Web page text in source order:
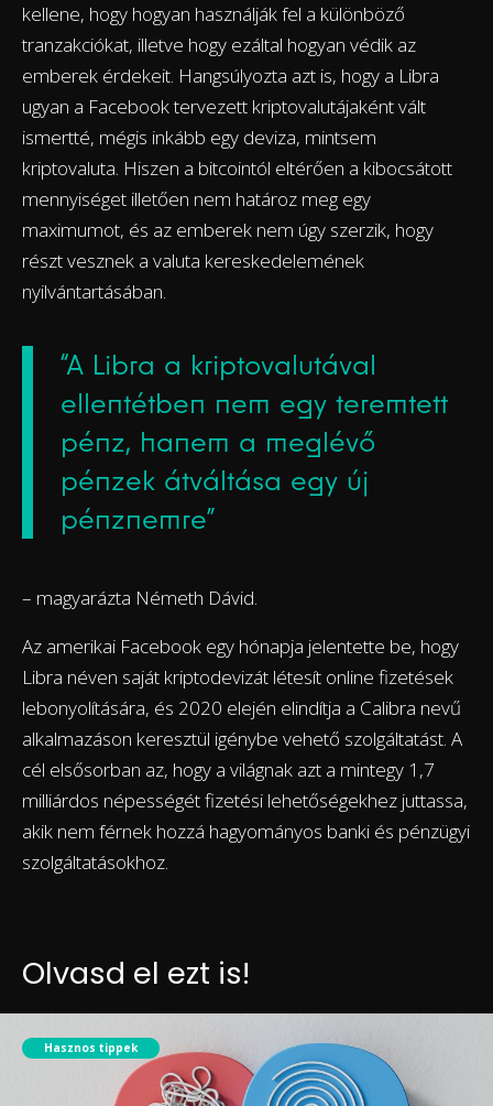
kellene, hogy hogyan használják fel a különböző
tranzakciókat, illetve hogy ezáltal hogyan védik az
emberek érdekeit. Hangsúlyozta azt is, hogy a Libra
ugyan a Facebook tervezett kriptovalutájaként vált
ismertté, mégis inkább egy deviza, mintsem
kriptovaluta. Hiszen a bitcointól eltérően a kibocsátott
mennyiséget illetően nem határoz meg egy
maximumot, és az emberek nem úgy szerzik, hogy
részt vesznek a valuta kereskedelemének
nyilvántartásában.
“A Libra a kriptovalutával
ellentétben nem egy teremtett
pénz, hanem a meglévő
pénzek átváltása egy új
pénznemre”
– magyarázta Németh Dávid.
Az amerikai Facebook egy hónapja jelentette be, hogy
Libra néven saját kriptodevizát létesít online fizetések
lebonyolítására, és 2020 elején elindítja a Calibra nevű
alkalmazáson keresztül igénybe vehető szolgáltatást. A
cél elsősorban az, hogy a világnak azt a mintegy 1,7
milliárdos népességét fizetési lehetőségekhez juttassa,
akik nem férnek hozzá hagyományos banki és pénzügyi
szolgáltatásokhoz.
Olvasd el ezt is!
Hasznos tippek